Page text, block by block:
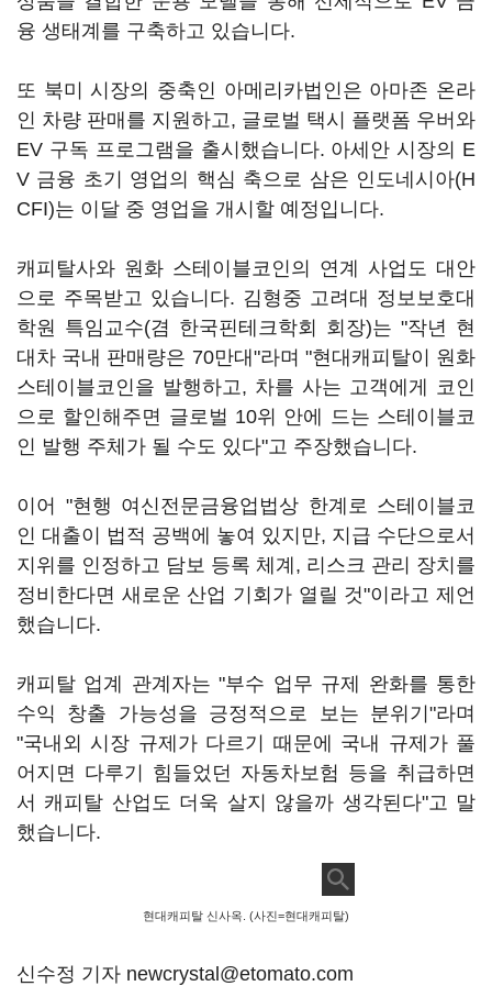
융 생태계를 구축하고 있습니다.
또 북미 시장의 중축인 아메리카법인은 아마존 온라
인 차량 판매를 지원하고, 글로벌 택시 플랫폼 우버와
EV 구독 프로그램을 출시했습니다. 아세안 시장의 E
V 금융 초기 영업의 핵심 축으로 삼은 인도네시아(H
CFI)는 이달 중 영업을 개시할 예정입니다.
캐피탈사와 원화 스테이블코인의 연계 사업도 대안
으로 주목받고 있습니다. 김형중 고려대 정보보호대
학원 특임교수(겸 한국핀테크학회 회장)는 "작년 현
대차 국내 판매량은 70만대"라며 "현대캐피탈이 원화
스테이블코인을 발행하고, 차를 사는 고객에게 코인
으로 할인해주면 글로벌 10위 안에 드는 스테이블코
인 발행 주체가 될 수도 있다"고 주장했습니다.
이어 "현행 여신전문금융업법상 한계로 스테이블코
인 대출이 법적 공백에 놓여 있지만, 지급 수단으로서
지위를 인정하고 담보 등록 체계, 리스크 관리 장치를
정비한다면 새로운 산업 기회가 열릴 것"이라고 제언
했습니다.
캐피탈 업계 관계자는 "부수 업무 규제 완화를 통한
수익 창출 가능성을 긍정적으로 보는 분위기"라며
"국내외 시장 규제가 다르기 때문에 국내 규제가 풀
어지면 다루기 힘들었던 자동차보험 등을 취급하면
서 캐피탈 산업도 더욱 살지 않을까 생각된다"고 말
했습니다.
현대캐피탈 신사옥. (사진=현대캐피탈)
신수정 기자 newcrystal@etomato.com